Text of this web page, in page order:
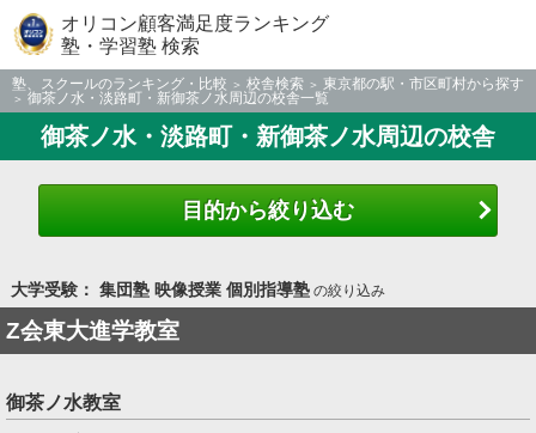
オリコン顧客満足度ランキング
塾・学習塾 検索
塾、スクールのランキング・比較 校舎検索
東京都の駅・市区町村から探す
御茶ノ水・淡路町・新御茶ノ水周辺の校舎一覧
御茶ノ水・淡路町・新御茶ノ水周辺の校舎
目的から絞り込む
大学受験： 集団塾 映像授業 個別指導塾の絞り込み
Z会東大進学教室
御茶ノ水教室